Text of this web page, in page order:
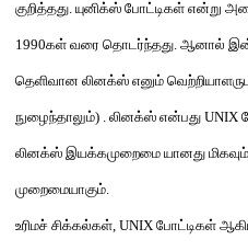
குறித்தது. யுனிக்ஸ் போட்டிகள் என்று
1990கள் வரை தொடர்ந்தது. ஆனால்
தெளிவான லினக்ஸ் எனும்
நுழைந்தாலும்) . லினக்ஸ் என்பது UNIX
லினக்ஸ் இயக்கமுறைமை யானது
முறைமையாகும்.
உரிமச் சிக்கல்கள், UNIX போட்டிகள்